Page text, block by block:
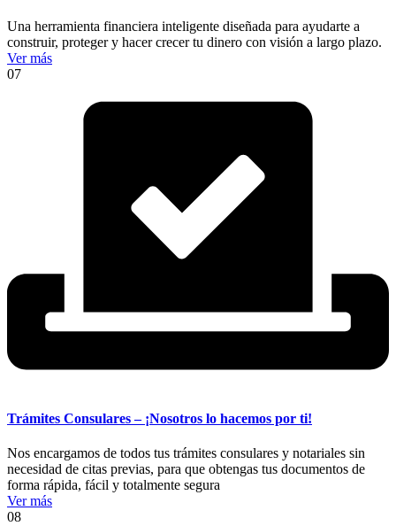
Una herramienta financiera inteligente diseñada para ayudarte a
construir, proteger y hacer crecer tu dinero con visión a largo plazo.
Ver más
07
Trámites Consulares – ¡Nosotros lo hacemos por ti!
Nos encargamos de todos tus trámites consulares y notariales sin
necesidad de citas previas, para que obtengas tus documentos de
forma rápida, fácil y totalmente segura
Ver más
08